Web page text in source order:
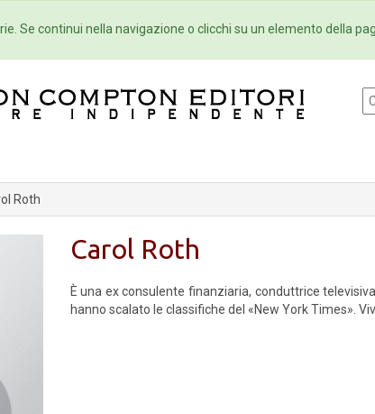
Autori Eventi Collane
Roth
Carol Roth
È una ex consulente finanziaria, conduttrice
hanno scalato le classifiche del «New York Times».
Se continui nella navigazione o clicchi su un elemento della